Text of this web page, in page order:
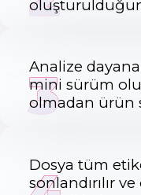
Analize
mini sürüm
olmadan ürün
3
Dosya tüm
sonlandırılır